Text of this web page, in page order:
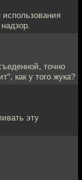
использования
точно
как у того жука?
эту